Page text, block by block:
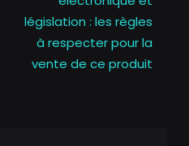
législation : les règles
à respecter pour la
vente de ce produit